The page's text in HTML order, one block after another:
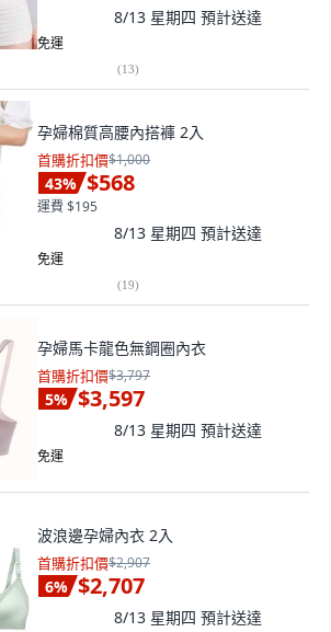
8/13 星期四 預計送達
免運
(13)
孕婦棉質高腰內搭褲 2入
首購折扣價$1,000
43% $568
運費 $195
8/13 星期四 預計送達
免運
(19)
孕婦馬卡龍色無鋼圈內衣
首購折扣價$3,797
5% $3,597
8/13 星期四 預計送達
免運
波浪邊孕婦內衣 2入
首購折扣價$2,907
6% $2,707
8/13 星期四 預計送達